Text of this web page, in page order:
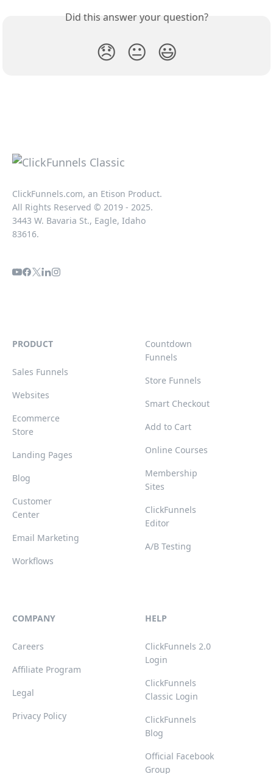
Did this answer your question?
😞 😐 😃
ClickFunnels.com, an Etison Product.
All Rights Reserved © 2019 - 2025.
3443 W. Bavaria St., Eagle, Idaho
83616.
PRODUCT
Sales Funnels
Websites
Ecommerce
Store
Landing Pages
Blog
Customer
Center
Email Marketing
Workflows
Countdown
Funnels
Store Funnels
Smart Checkout
Add to Cart
Online Courses
Membership
Sites
ClickFunnels
Editor
A/B Testing
COMPANY
Careers
Affiliate Program
Legal
Privacy Policy
HELP
ClickFunnels 2.0
Login
ClickFunnels
Classic Login
ClickFunnels
Blog
Official Facebook
Group